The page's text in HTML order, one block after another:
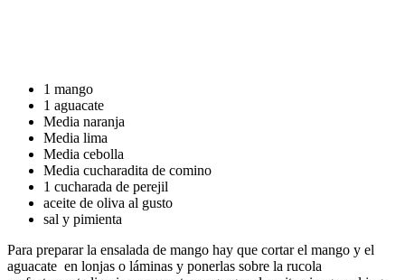
1 mango
1 aguacate
Media naranja
Media lima
Media cebolla
Media cucharadita de comino
1 cucharada de perejil
aceite de oliva al gusto
sal y pimienta
Para preparar la ensalada de mango hay que cortar el mango y el
aguacate en lonjas o láminas y ponerlas sobre la rucola